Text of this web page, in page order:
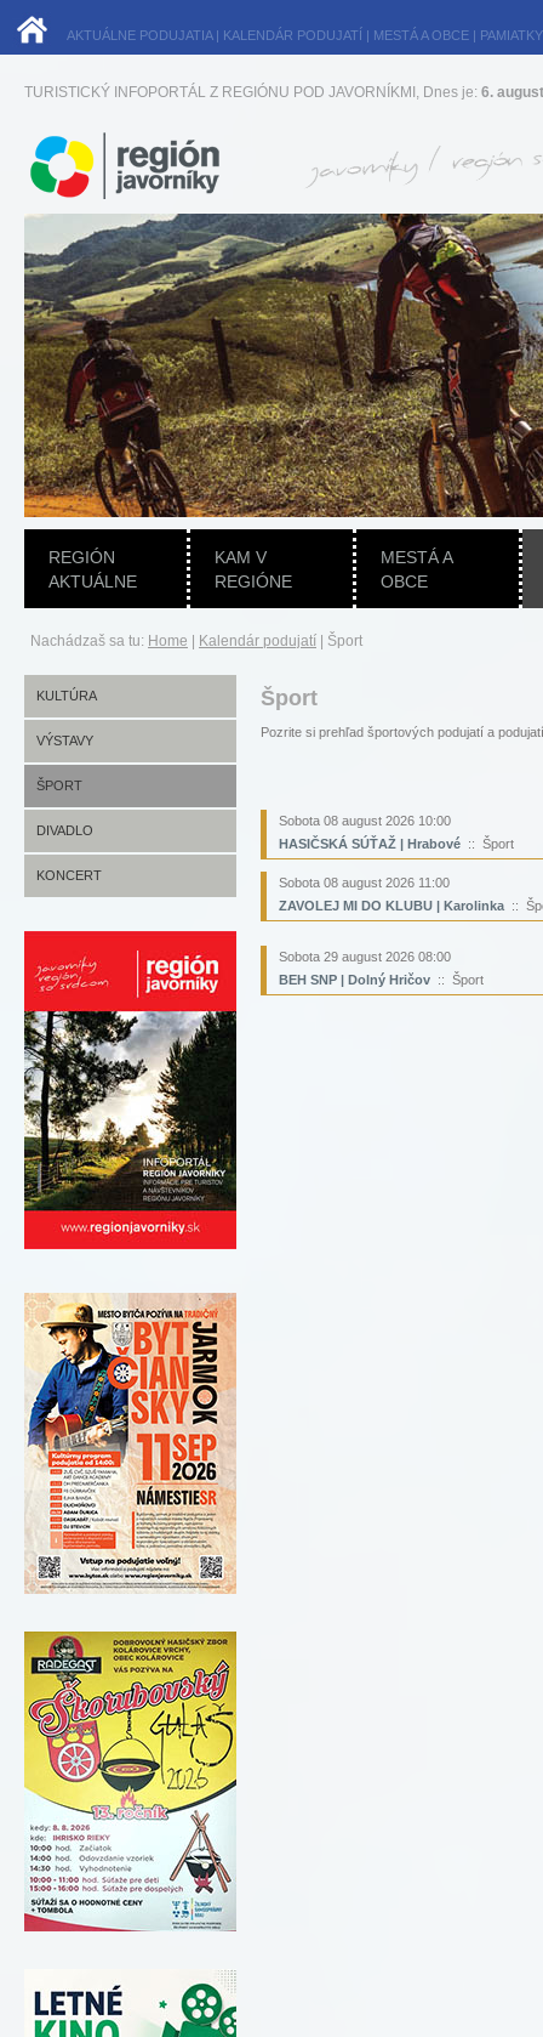
AKTUÁLNE PODUJATIA| KALENDÁR PODUJATÍ | MESTÁ A OBCE | PAMIATKY
TURISTICKÝ INFOPORTÁL Z REGIÓNU POD JAVORNÍKMI, Dnes je: 6.
REGIÓN
AKTUÁLNE
KAM V
REGIÓNE
MESTÁ A
OBCE
Nachádzaš sa tu: Home Kalendár podujatí Šport
KULTÚRA
VÝSTAVY
ŠPORT
DIVADLO
KONCERT
Šport
Pozrite si prehľad športových podujatí a
Sobota 08 august 2026 10:00
HASIČSKÁ SÚŤAŽ | Hrabové :: Šport
Sobota 08 august 2026 11:00
ZAVOLEJ MI DO KLUBU | Karolinka ::
Sobota 29 august 2026 08:00
BEH SNP | Dolný Hričov :: Šport